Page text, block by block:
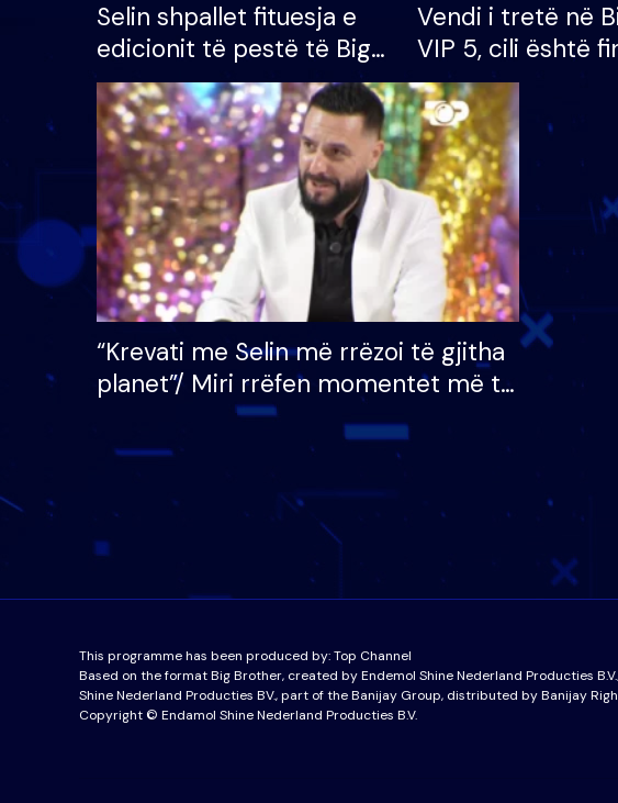
Selin shpallet fituesja e
edicionit të pestë të Big
Brother VIP, rrëmben
çmimin e madh prej 100
mijë eurosh
Vendi i tretë në
VIP 5, cili është
radhës që lë
“Krevati me Selin më rrëzoi të gjitha
planet”/ Miri rrëfen momentet më të
bukura në shtëpinë e BB VIP: Do më
mungojë zilja e mëngjesit kur…
This programme has been produced by:Top Channel
Based on the format Big Brother, created by Endemol Shine Nederland Producties
Shine Nederland Producties BV., part of the Banijay Group, distributed by Banijay
Copyright © Endamol Shine Nederland Producties B.V.